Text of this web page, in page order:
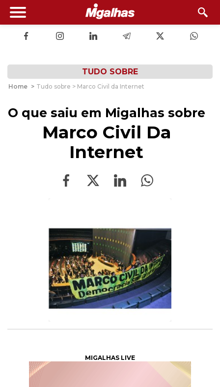
TUDO SOBRE
Home > Tudo sobre > Marco Civil da Internet
O que saiu em Migalhas sobre
Marco Civil Da
Internet
MIGALHAS LIVE